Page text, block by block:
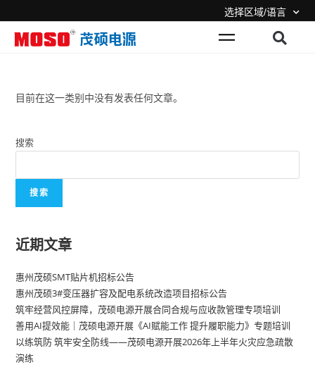
选择区域/语言
目前在这一类别中没有发表任何文章。
搜索
搜索
近期文章
惠州茂硕SMT贴片机招标公告
惠州茂硕3#变压器扩容及配电系统改造项目招标公告
筑牢经营风控屏障，茂硕电源开展合同合规与应收款管理专项培训
善用AI提效能｜茂硕电源开展《AI赋能工作 提升履职能力》专题培训
以练筑防 筑牢安全防线——茂硕电源开展2026年上半年火灾应急疏散
演练